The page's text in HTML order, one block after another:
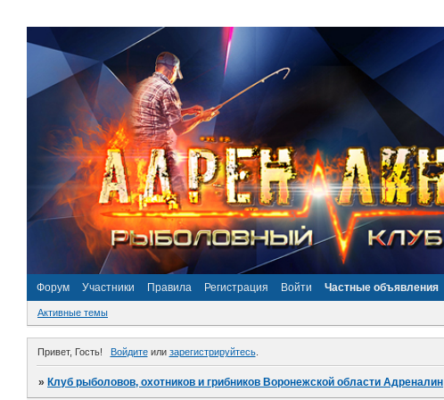
Форум Участники Правила Регистрация Войти Частные объявления
Активные темы
Привет, Гость! Войдитеили зарегистрируйтесь.
» Клуб рыболовов, охотников и грибников Воронежской области Адреналин